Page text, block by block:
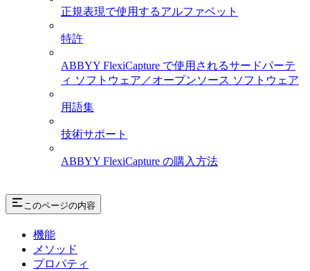
正規表現で使用するアルファベット
特許
ABBYY FlexiCapture で使用されるサードパーテ
ィ ソフトウェア／オープンソース ソフトウェア
用語集
技術サポート
ABBYY FlexiCapture の購入方法
このページの内容
機能
メソッド
プロパティ